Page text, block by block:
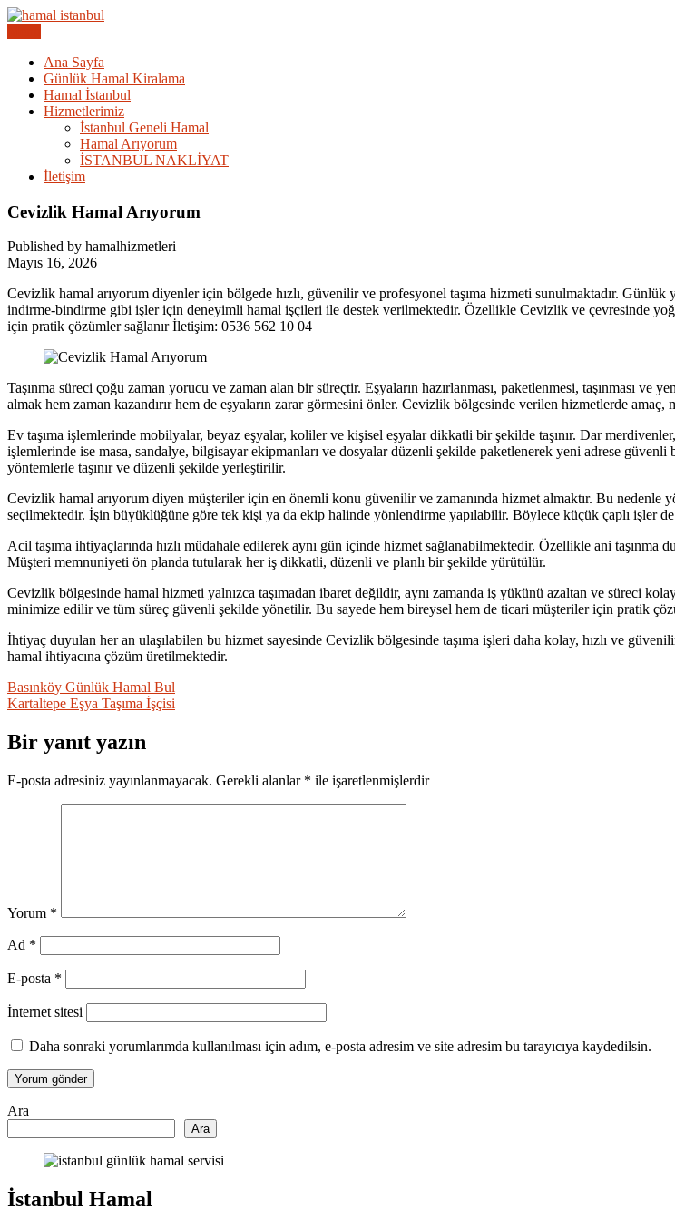
Skip
İstanbul Günlük Hamal | Hamal Arıyorum Hamal
Ana Sayfa
Günlük Hamal Kiralama
Hamal İstanbul
Hizmetlerimiz
İstanbul Geneli Hamal
Hamal Arıyorum
İSTANBUL NAKLİYAT
İletişim
Cevizlik Hamal Arıyorum
Published by hamalhizmetleri
Mayıs 16, 2026
Cevizlik hamal arıyorum diyenler için bölgede hızlı, güvenilir ve profesyonel taşıma hizmeti sunulmaktadır. Günlük
indirme-bindirme gibi işler için deneyimli hamal işçileri ile destek verilmektedir. Özellikle Cevizlik ve çevresinde
için pratik çözümler sağlanır İletişim: 0536 562 10 04
Taşınma süreci çoğu zaman yorucu ve zaman alan bir süreçtir. Eşyaların hazırlanması, paketlenmesi, taşınması
almak hem zaman kazandırır hem de eşyaların zarar görmesini önler. Cevizlik bölgesinde verilen hizmetlerde
Ev taşıma işlemlerinde mobilyalar, beyaz eşyalar, koliler ve kişisel eşyalar dikkatli bir şekilde taşınır. Dar
işlemlerinde ise masa, sandalye, bilgisayar ekipmanları ve dosyalar düzenli şekilde paketlenerek yeni adrese güvenli
yöntemlerle taşınır ve düzenli şekilde yerleştirilir.
Cevizlik hamal arıyorum diyen müşteriler için en önemli konu güvenilir ve zamanında hizmet almaktır. Bu
seçilmektedir. İşin büyüklüğüne göre tek kişi ya da ekip halinde yönlendirme yapılabilir. Böylece küçük çaplı işler
Acil taşıma ihtiyaçlarında hızlı müdahale edilerek aynı gün içinde hizmet sağlanabilmektedir. Özellikle ani
Müşteri memnuniyeti ön planda tutularak her iş dikkatli, düzenli ve planlı bir şekilde yürütülür.
Cevizlik bölgesinde hamal hizmeti yalnızca taşımadan ibaret değildir, aynı zamanda iş yükünü azaltan ve süreci
minimize edilir ve tüm süreç güvenli şekilde yönetilir. Bu sayede hem bireysel hem de ticari müşteriler için pratik
İhtiyaç duyulan her an ulaşılabilen bu hizmet sayesinde Cevizlik bölgesinde taşıma işleri daha kolay, hızlı ve
hamal ihtiyacına çözüm üretilmektedir.
Yazı
gezinmesi
Basınköy Günlük Hamal Bul
Kartaltepe Eşya Taşıma İşçisi
Bir yanıt yazın
E-posta adresiniz yayınlanmayacak. Gerekli alanlar * ile işaretlenmişlerdir
Yorum *
Ad *
E-posta *
İnternet sitesi
Daha sonraki yorumlarımda kullanılması için adım, e-posta adresim ve site adresim bu tarayıcıya kaydedilsin.
Ara
Ara
İstanbul Hamal